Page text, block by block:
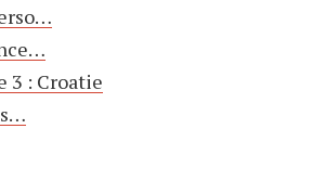
3 : Croatie